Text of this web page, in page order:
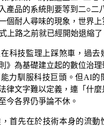
產品的系統則要等到二○二
個耐人尋味的現象，世界
上路之前就已經開始退縮了
科技監理上踩煞車，過去
》為基礎建立起的數位治
力馴服科技巨頭。但AI的
律文字難以定義，連「什
今各界仍爭論不休。
首先在於技術本身的流動